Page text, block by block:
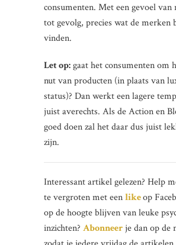
consumenten. Met een gevoel van
tot gevolg, precies wat de merken
vinden.
Let op:gaat het consumenten om
nut van producten (in plaats van
status)? Dan werkt een lagere
juist averechts. Als de Action en
goed doen zal het daar dus juist
zijn.
Interessant artikel gelezen? Help
te vergroten met eenlikeop
op de hoogte blijven van leuke
inzichten? Abonneerje dan op de